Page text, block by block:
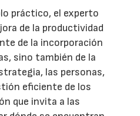
práctico, el experto
de la productividad
de la incorporación
sino también de la
las personas,
eficiente de los
que invita a las